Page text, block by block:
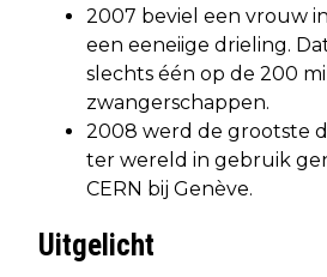
2007 beviel een vrouw
een eeneiige drieling.
slechts één op de 200
zwangerschappen.
2008 werd de grootste
ter wereld in gebruik
CERN bij Genève.
Uitgelicht